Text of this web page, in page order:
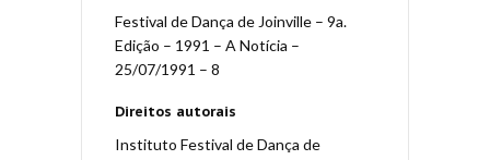
Festival de Dança de Joinville – 9a.
Edição – 1991 – A Notícia –
25/07/1991 – 8
Direitos autorais
Instituto Festival de Dança de